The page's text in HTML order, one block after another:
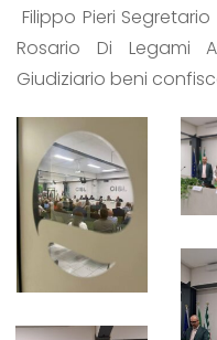
Filippo Pieri
Rosario Di Legami
Giudiziario beni